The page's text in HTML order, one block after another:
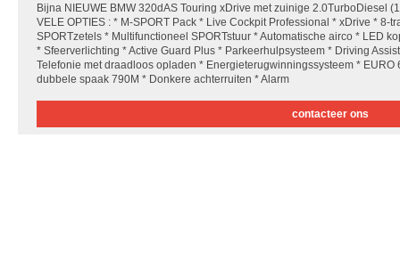
Bijna NIEUWE BMW 320dAS Touring xDrive met zuinige 2.0TurboDiesel
VELE OPTIES : * M-SPORT Pack * Live Cockpit Professional * xDrive * 8-
SPORTzetels * Multifunctioneel SPORTstuur * Automatische airco * LED
* Sfeerverlichting * Active Guard Plus * Parkeerhulpsysteem * Driving
Telefonie met draadloos opladen * Energieterugwinningssysteem * EURO
dubbele spaak 790M * Donkere achterruiten * Alarm
contacteer ons